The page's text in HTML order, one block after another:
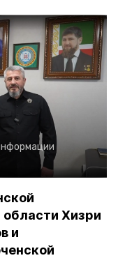
области Хизри
и